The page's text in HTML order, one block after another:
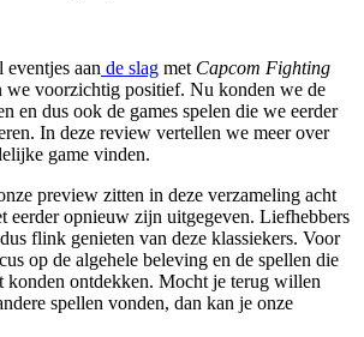
aan de slag met Capcom Fighting
we voorzichtig positief. Nu konden we de
en dus ook de games spelen die we eerder
In deze review vertellen we meer over
game vinden.
preview zitten in deze verzameling acht
eerder opnieuw zijn uitgegeven. Liefhebbers
flink genieten van deze klassiekers. Voor
op de algehele beleving en de spellen die
konden ontdekken. Mocht je terug willen
spellen vonden, dan kan je onze